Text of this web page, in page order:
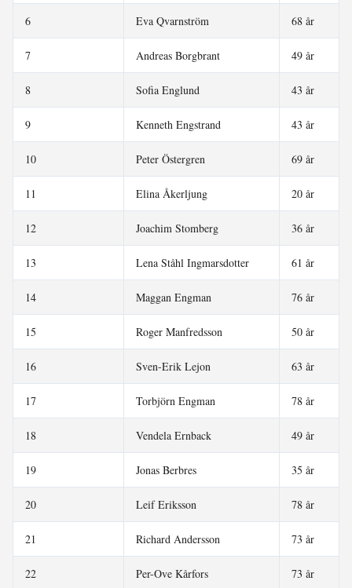
6 Eva Qvarnström 68 år
7 Andreas Borgbrant 49 år
8 Sofia Englund 43 år
9 Kenneth Engstrand 43 år
10 Peter Östergren 69 år
11 Elina Åkerljung 20 år
12 Joachim Stomberg 36 år
13 Lena Ståhl Ingmarsdotter 61 år
14 Maggan Engman 76 år
15 Roger Manfredsson 50 år
16 Sven-Erik Lejon 63 år
17 Torbjörn Engman 78 år
18 Vendela Ernback 49 år
19 Jonas Berbres 35 år
20 Leif Eriksson 78 år
21 Richard Andersson 73 år
22 Per-Ove Kårfors 73 år